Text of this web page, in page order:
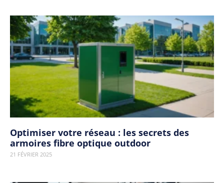
Optimiser votre réseau : les secrets des
armoires fibre optique outdoor
21 FÉVRIER 2025